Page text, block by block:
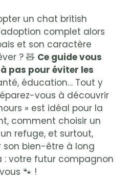
un chat british
complet alors
et son caractère
? 🧸 Ce guide vous
pas pour éviter les
éducation… Tout y
vous à découvrir
» est idéal pour la
comment choisir un
refuge, et surtout,
bien-être à long
: votre futur compagnon
🐾 !